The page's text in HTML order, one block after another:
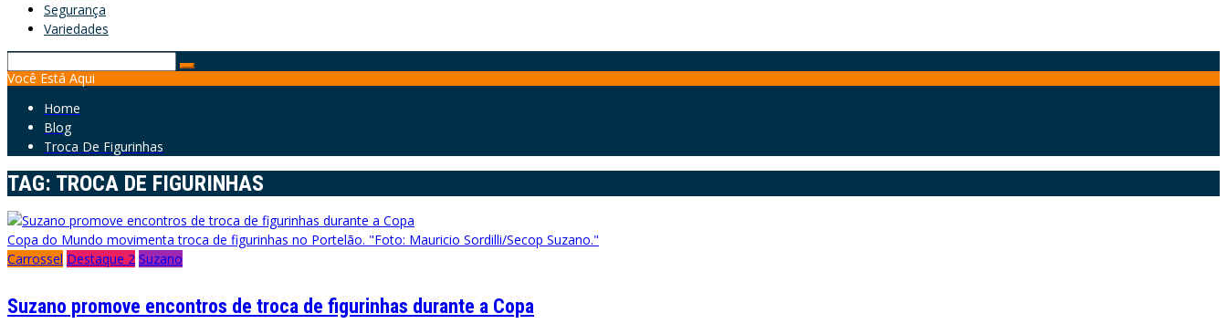
Segurança
Variedades
for:
Você Está Aqui
Home
Blog
Troca De Figurinhas
TAG: TROCA DE FIGURINHAS
Copa do Mundo movimenta troca de figurinhas no Portelão. "Foto: Mauricio Sordilli/Secop Suzano."
Carrossel Destaque 2 Suzano
Suzano promove encontros de troca de figurinhas durante a Copa